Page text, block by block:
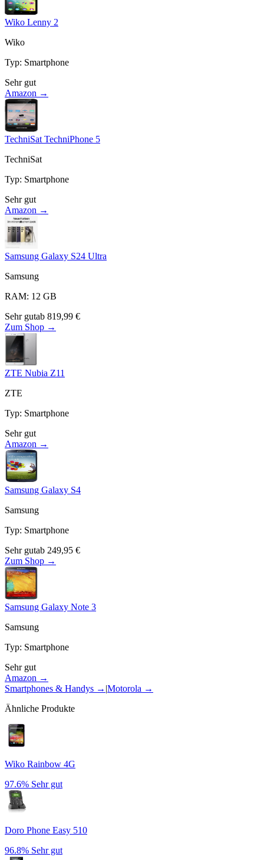
Wiko Lenny 2
Wiko
Typ: Smartphone
Sehr gut
Amazon →
TechniSat TechniPhone 5
TechniSat
Typ: Smartphone
Sehr gut
Amazon →
Samsung Galaxy S24 Ultra
Samsung
RAM: 12 GB
Sehr gutab 819,99 €
Zum Shop →
ZTE Nubia Z11
ZTE
Typ: Smartphone
Sehr gut
Amazon →
Samsung Galaxy S4
Samsung
Typ: Smartphone
Sehr gutab 249,95 €
Zum Shop →
Samsung Galaxy Note 3
Samsung
Typ: Smartphone
Sehr gut
Amazon →
Smartphones & Handys → |Motorola →
Ähnliche Produkte
Wiko Rainbow 4G
97.6% Sehr gut
Doro Phone Easy 510
96.8% Sehr gut